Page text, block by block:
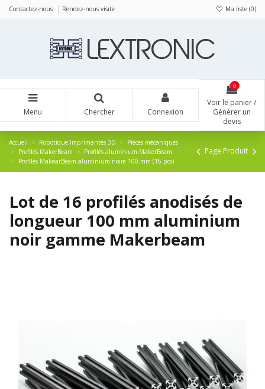
Contactez-nous Rendez-nous visite Ma liste (0)
Menu Chercher Connexion
0
Voir le panier /
Générer un
devis
Accueil Robotique Imprimantes 3D
Pièces mécaniques
Profilés MakerBeam
Profilés aluminium MakerBeam
Profilés MakearBeam aluminium noire 100 mm (16 pcs)
Page Produit
Lot de 16 profilés anodisés de
longueur 100 mm aluminium
noir gamme Makerbeam
Panneau de gestion des cookies